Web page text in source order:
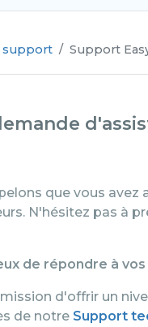
support Support
que vous avez
N'hésitez pas à
de répondre à
d'offrir un
de notre Support